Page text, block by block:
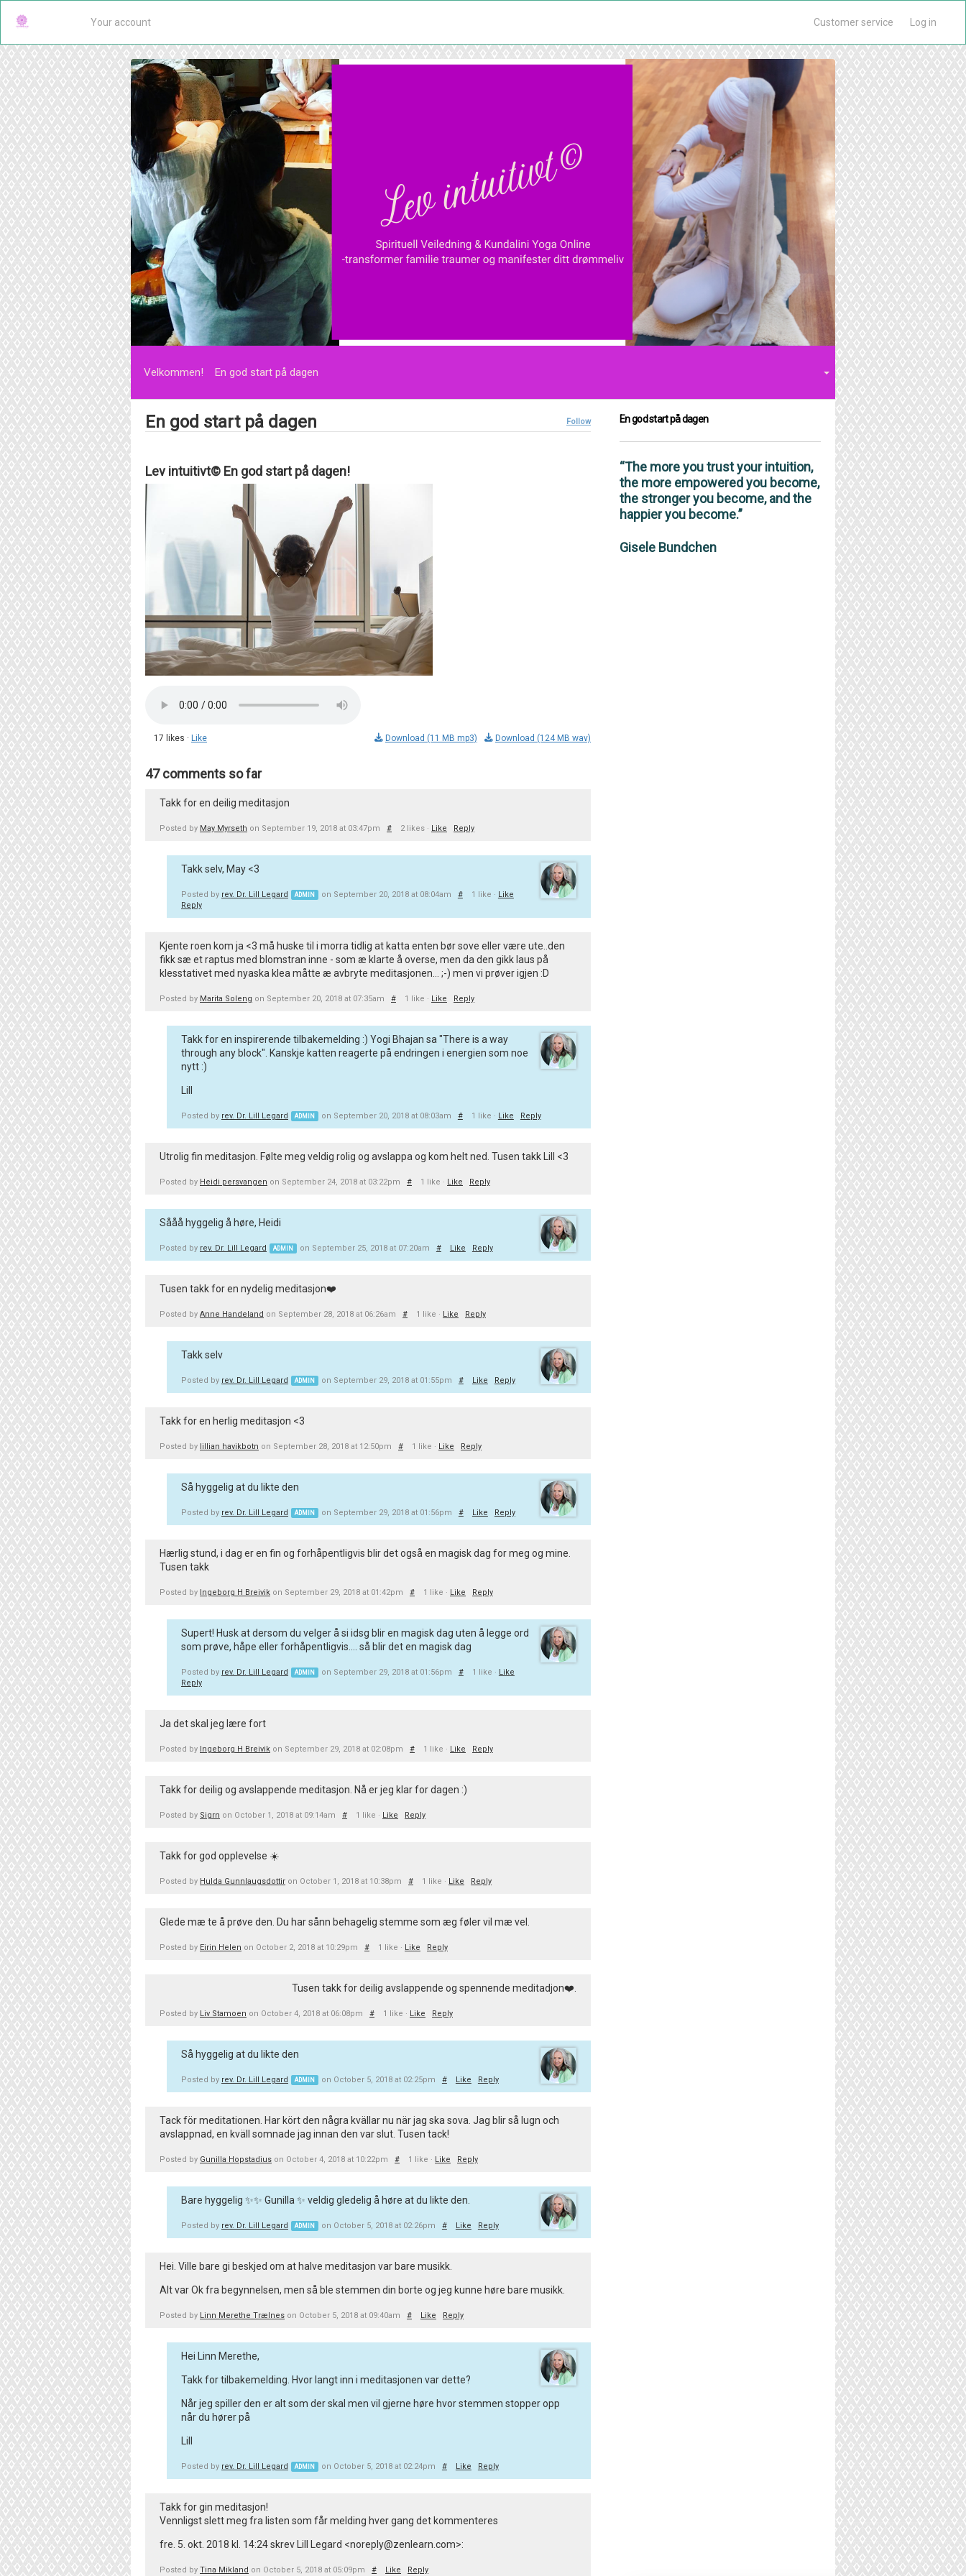
Customer service Log in
Your account
Velkommen! En god start på dagen
En god start på dagen Follow
Lev intuitivt© En god start på dagen!
17 likes · Like Download (124 MB wav)
Download (11 MB mp3)
47 comments so far
Takk for en deilig meditasjon
Posted by May Myrseth on September 19, 2018 at 03:47pm # 2 likes · Like Reply
Takk selv, May <3
Posted by rev. Dr. Lill Legard ADMIN on September 20, 2018 at 08:04am # 1 like · Like
Reply
Kjente roen kom ja <3 må huske til i morra tidlig at katta enten bør sove eller være ute..den
fikk sæ et raptus med blomstran inne - som æ klarte å overse, men da den gikk laus på
klesstativet med nyaska klea måtte æ avbryte meditasjonen... ;-) men vi prøver igjen :D
Posted by Marita Soleng on September 20, 2018 at 07:35am # 1 like · Like Reply
Takk for en inspirerende tilbakemelding :) Yogi Bhajan sa "There is a way
through any block". Kanskje katten reagerte på endringen i energien som noe
nytt :)
Lill
Posted by rev. Dr. Lill Legard ADMIN on September 20, 2018 at 08:03am # 1 like · Like Reply
Utrolig fin meditasjon. Følte meg veldig rolig og avslappa og kom helt ned. Tusen takk Lill <3
Posted by Heidi persvangen on September 24, 2018 at 03:22pm # 1 like · Like Reply
Sååå hyggelig å høre, Heidi
Posted by rev. Dr. Lill Legard ADMIN on September 25, 2018 at 07:20am # Like Reply
Tusen takk for en nydelig meditasjon❤️
Posted by Anne Handeland on September 28, 2018 at 06:26am # 1 like · Like Reply
Takk selv
Posted by rev. Dr. Lill Legard ADMIN on September 29, 2018 at 01:55pm # Like Reply
Takk for en herlig meditasjon <3
Posted by lillian havikbotn on September 28, 2018 at 12:50pm # 1 like · Like Reply
Så hyggelig at du likte den
Posted by rev. Dr. Lill Legard ADMIN on September 29, 2018 at 01:56pm # Like Reply
Hærlig stund, i dag er en fin og forhåpentligvis blir det også en magisk dag for meg og mine.
Tusen takk
Posted by Ingeborg H Breivik on September 29, 2018 at 01:42pm # 1 like · Like Reply
Supert! Husk at dersom du velger å si idsg blir en magisk dag uten å legge ord
som prøve, håpe eller forhåpentligvis.... så blir det en magisk dag
Posted by rev. Dr. Lill Legard ADMIN on September 29, 2018 at 01:56pm # 1 like · Like
Reply
Ja det skal jeg lære fort
Posted by Ingeborg H Breivik on September 29, 2018 at 02:08pm # 1 like · Like Reply
Takk for deilig og avslappende meditasjon. Nå er jeg klar for dagen :)
Posted by Sigrn on October 1, 2018 at 09:14am # 1 like · Like Reply
Takk for god opplevelse ☀️
Posted by Hulda Gunnlaugsdottir on October 1, 2018 at 10:38pm # 1 like · Like Reply
Glede mæ te å prøve den. Du har sånn behagelig stemme som æg føler vil mæ vel.
Posted by Eirin Helen on October 2, 2018 at 10:29pm # 1 like · Like Reply
Tusen takk for deilig avslappende og spennende meditadjon❤️.
Posted by Liv Stamoen on October 4, 2018 at 06:08pm # 1 like · Like Reply
Så hyggelig at du likte den
Posted by rev. Dr. Lill Legard ADMIN on October 5, 2018 at 02:25pm # Like Reply
Tack för meditationen. Har kört den några kvällar nu när jag ska sova. Jag blir så lugn och
avslappnad, en kväll somnade jag innan den var slut. Tusen tack!
Posted by Gunilla Hopstadius on October 4, 2018 at 10:22pm # 1 like · Like Reply
Bare hyggelig ✨✨ Gunilla ✨ veldig gledelig å høre at du likte den.
Posted by rev. Dr. Lill Legard ADMIN on October 5, 2018 at 02:26pm # Like Reply
Hei. Ville bare gi beskjed om at halve meditasjon var bare musikk.
Alt var Ok fra begynnelsen, men så ble stemmen din borte og jeg kunne høre bare musikk.
Posted by Linn Merethe Trælnes on October 5, 2018 at 09:40am # Like Reply
Hei Linn Merethe,
Takk for tilbakemelding. Hvor langt inn i meditasjonen var dette?
Når jeg spiller den er alt som der skal men vil gjerne høre hvor stemmen stopper opp
når du hører på
Lill
Posted by rev. Dr. Lill Legard ADMIN on October 5, 2018 at 02:24pm # Like Reply
Takk for gin meditasjon!
Vennligst slett meg fra listen som får melding hver gang det kommenteres
fre. 5. okt. 2018 kl. 14:24 skrev Lill Legard <noreply@zenlearn.com>:
Posted by Tina Mikland on October 5, 2018 at 05:09pm # Like Reply
En god start på dagen
“The more you trust your intuition,
the more empowered you become,
the stronger you become, and the
happier you become.”
Gisele Bundchen